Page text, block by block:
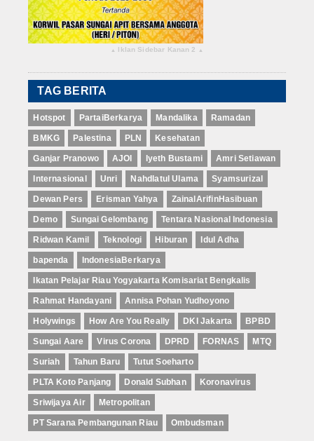
▴ Iklan Sidebar Kanan 2 ▴
TAG BERITA
Hotspot PartaiBerkarya Mandalika Ramadan
BMKG Palestina PLN Kesehatan
Ganjar Pranowo AJOI Iyeth Bustami Amri Setiawan
Internasional Unri Nahdlatul Ulama Syamsurizal
Dewan Pers Erisman Yahya ZainalArifinHasibuan
Demo Sungai Gelombang Tentara Nasional Indonesia
Ridwan Kamil Teknologi Hiburan Idul Adha
bapenda IndonesiaBerkarya
Ikatan Pelajar Riau Yogyakarta Komisariat Bengkalis
Rahmat Handayani Annisa Pohan Yudhoyono
Holywings How Are You Really DKI Jakarta BPBD
Sungai Aare Virus Corona DPRD FORNAS MTQ
Suriah Tahun Baru Tutut Soeharto
PLTA Koto Panjang Donald Subhan Koronavirus
Sriwijaya Air Metropolitan
PT Sarana Pembangunan Riau Ombudsman